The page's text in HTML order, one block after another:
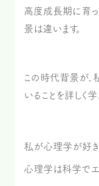
高度成長期に育
景は違います。
この時代背景が、
いることを詳しく学
私が心理学が好き
心理学は科学でエ